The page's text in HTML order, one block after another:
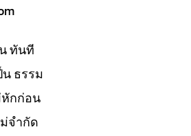
ทันที
น ธรรม
หักก่อน
จำกัด